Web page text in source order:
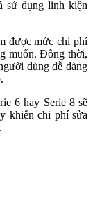
sử dụng linh kiện
được mức chi phí
muốn. Đồng thời,
dùng dễ dàng
6 hay Serie 8 sẽ
khiến chi phí sửa